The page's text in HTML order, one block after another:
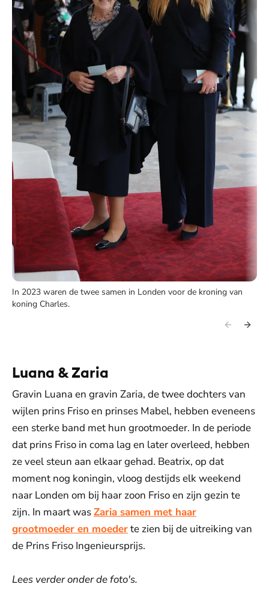
In 2023 waren de twee samen in Londen voor de kroning van
koning Charles.
Luana & Zaria
Gravin Luana en gravin Zaria, de twee dochters van
wijlen prins Friso en prinses Mabel, hebben eveneens
een sterke band met hun grootmoeder. In de periode
dat prins Friso in coma lag en later overleed, hebben
ze veel steun aan elkaar gehad. Beatrix, op dat
moment nog koningin, vloog destijds elk weekend
naar Londen om bij haar zoon Friso en zijn gezin te
zijn. In maart wasZaria samen met haar
grootmoeder en moederte zien bij de uitreiking van
de Prins Friso In­ge­ni­eurs­prijs.
Lees verder onder de foto's.